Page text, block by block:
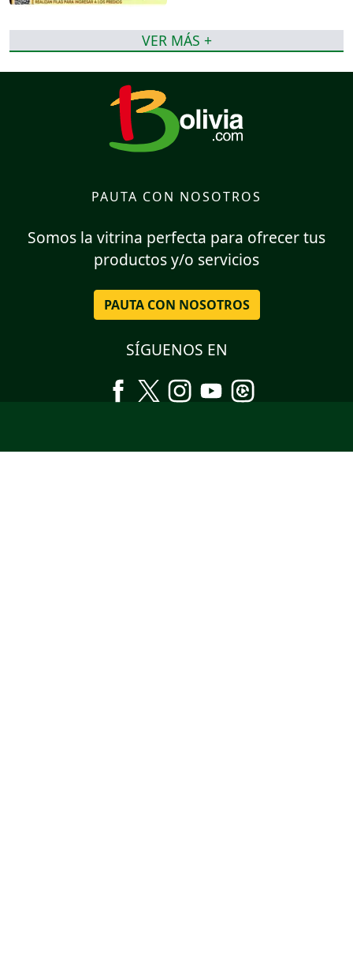
VER MÁS +
PAUTA CON NOSOTROS
Somos la vitrina perfecta para ofrecer tus
productos y/o servicios
PAUTA CON NOSOTROS
SÍGUENOS EN